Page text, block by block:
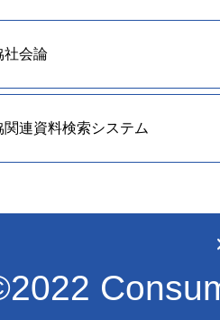
社会論
関連資料検索システム